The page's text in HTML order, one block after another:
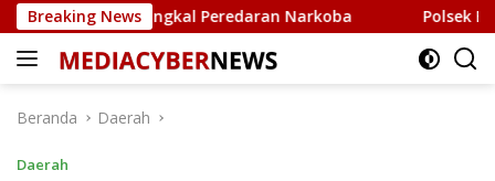
Langsung
ke
konten
Breaking News
untuk Tangkal Peredaran Narkoba Polsek Bintan
Beranda Daerah
Daerah